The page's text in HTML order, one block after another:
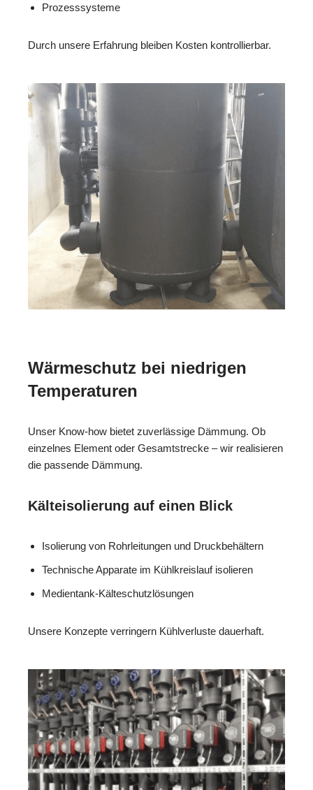
Prozesssysteme
Durch unsere Erfahrung bleiben Kosten kontrollierbar.
Wärmeschutz bei niedrigen
Temperaturen
Unser Know-how bietet zuverlässige Dämmung. Ob
einzelnes Element oder Gesamtstrecke – wir realisieren
die passende Dämmung.
Kälteisolierung auf einen Blick
Isolierung von Rohrleitungen und Druckbehältern
Technische Apparate im Kühlkreislauf isolieren
Medientank-Kälteschutzlösungen
Unsere Konzepte verringern Kühlverluste dauerhaft.